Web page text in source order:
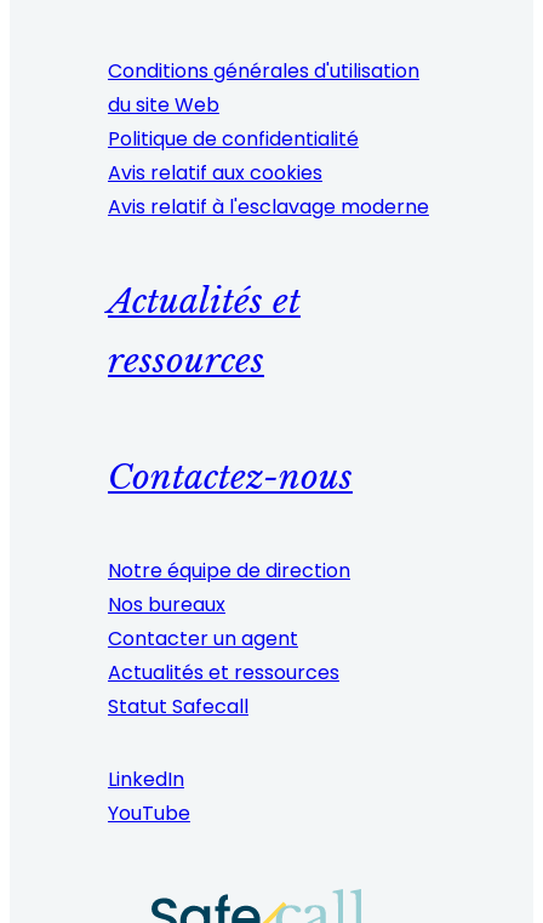
Conditions générales d'utilisation
du site Web
Politique de confidentialité
Avis relatif aux cookies
Avis relatif à l'esclavage moderne
Actualités et
ressources
Contactez-nous
Notre équipe de direction
Nos bureaux
Contacter un agent
Actualités et ressources
Statut Safecall
LinkedIn
YouTube